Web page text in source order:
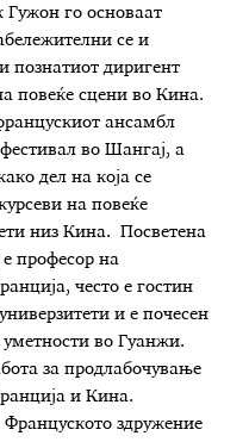
го основаат
се и
познатиот диригент
повеќе сцени во Кина.
ансамбл
во Шангај, а
дел на која се
на повеќе
низ Кина. Посветена
професор на
често е гостин
и е почесен
уметности во Гуанжи.
за продлабочување
и Кина.
Француското здружение